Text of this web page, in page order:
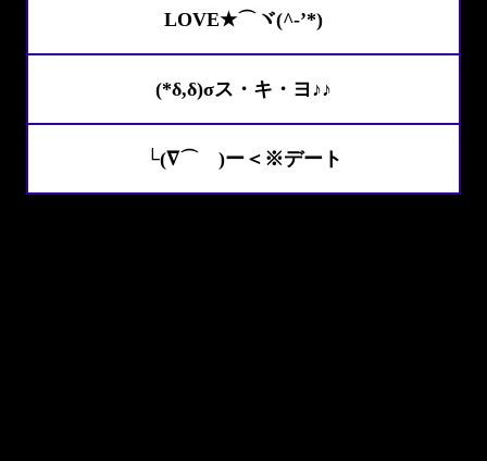
LOVE★⌒ヾ(^-’*)
(*δ,δ)σス・キ・ヨ♪♪
└(∇⌒ )ー＜※デート